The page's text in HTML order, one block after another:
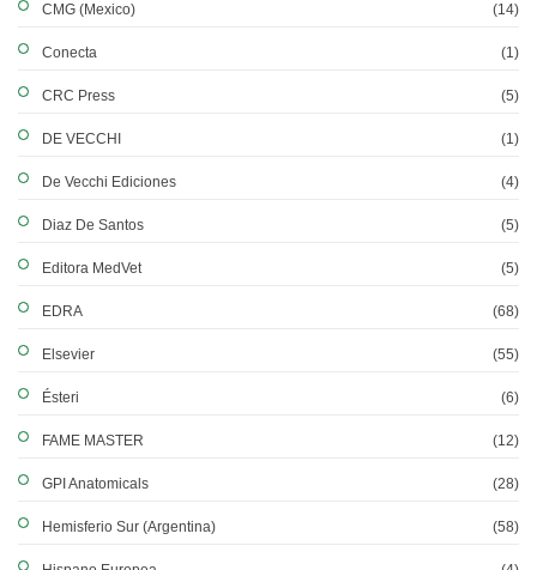
CMG (Mexico) (14)
Conecta (1)
CRC Press (5)
DE VECCHI (1)
De Vecchi Ediciones (4)
Diaz De Santos (5)
Editora MedVet (5)
EDRA (68)
Elsevier (55)
Ésteri (6)
FAME MASTER (12)
GPI Anatomicals (28)
Hemisferio Sur (Argentina) (58)